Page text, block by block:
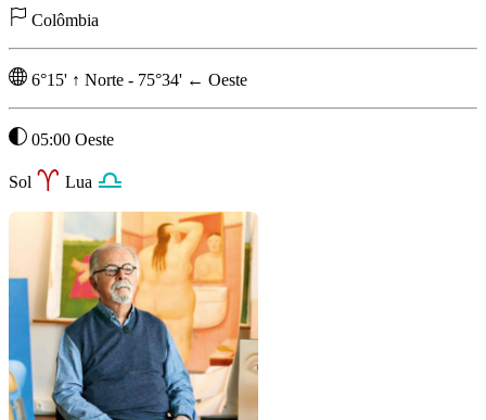
Colômbia
6°15' ↑ Norte - 75°34' ← Oeste
05:00 Oeste
Sol Lua